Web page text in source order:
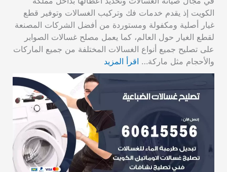
الكويت إذ يقدم خدمات فك وتركيب الغسالات وتوفير قطع
غيار أصلية ومكفولة ومستوردة من أفضل الشركات المصنعة
لقطع الغيار حول العالم، كما يعمل مصلح غسالات الصوابر
على تصليح جميع أنواع الغسالات المختلفة من جميع الماركات
والأحجام مثل ماركة… اقرأ المزيد